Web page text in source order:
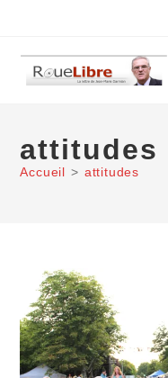
content
attitudes
Accueil > attitudes